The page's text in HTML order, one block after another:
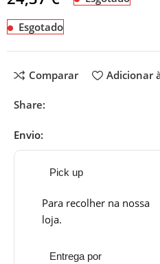
Esgotado
Comparar Adicionar
Share:
Envio:
Pick up
Para recolher na nossa
loja.
Entrega por